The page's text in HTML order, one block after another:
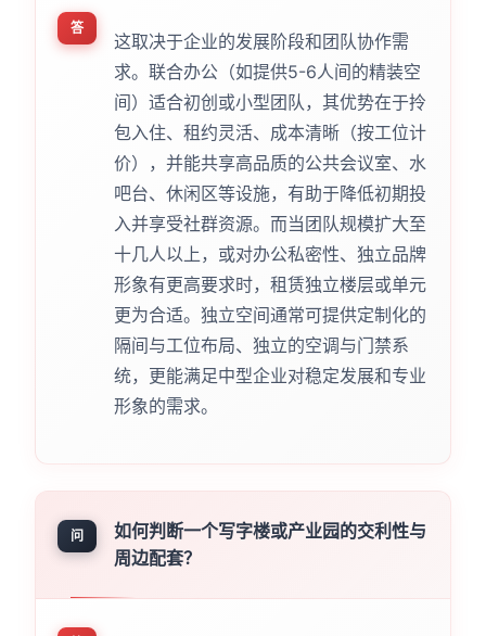
答
这取决于企业的发展阶段和团队协作需
求。联合办公（如提供5-6人间的精装空
间）适合初创或小型团队，其优势在于拎
包入住、租约灵活、成本清晰（按工位计
价），并能共享高品质的公共会议室、水
吧台、休闲区等设施，有助于降低初期投
入并享受社群资源。而当团队规模扩大至
十几人以上，或对办公私密性、独立品牌
形象有更高要求时，租赁独立楼层或单元
更为合适。独立空间通常可提供定制化的
隔间与工位布局、独立的空调与门禁系
统，更能满足中型企业对稳定发展和专业
形象的需求。
问
如何判断一个写字楼或产业园的交利性与
周边配套？